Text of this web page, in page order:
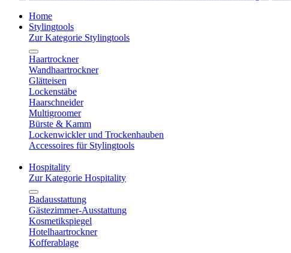
Home
Stylingtools
Zur Kategorie Stylingtools
Haartrockner
Wandhaartrockner
Glätteisen
Lockenstäbe
Haarschneider
Multigroomer
Bürste & Kamm
Lockenwickler und Trockenhauben
Accessoires für Stylingtools
Hospitality
Zur Kategorie Hospitality
Badausstattung
Gästezimmer-Ausstattung
Kosmetikspiegel
Hotelhaartrockner
Kofferablage